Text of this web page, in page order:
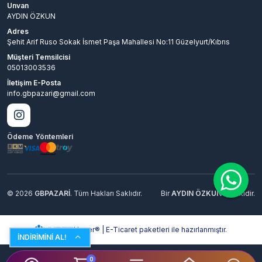
İNDİRİMİNİ AL!
0
Unvan
AYDIN ÖZKUN
Adres
Şehit Arif Ruso Sokak İsmet Paşa Mahallesi No:11 Güzelyurt/Kıbrıs
Müşteri Temsilcisi
05013003536
İletişim E-Posta
info.gbpazari@gmail.com
Ödeme Yöntemleri
© 2026 GBPAZARİ. Tüm Hakları Saklıdır. BirAYDIN ÖZKUNİştirakidir.
Hyper® | E-Ticaret paketleri ile hazırlanmıştır.